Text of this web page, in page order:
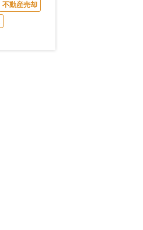
不動産売却